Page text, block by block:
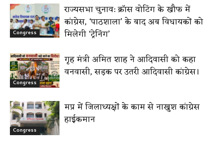
Congress
राज्यसभा चुनाव: क्रॉस वोटिंग के खौफ में
कांग्रेस, ‘पाठशाला’ के बाद अब विधायकों को
मिलेगी ‘ट्रेनिंग’
Congress
गृह मंत्री अमित शाह ने आदिवासी को कहा
वनवासी, सड़क पर उतरी आदिवासी कांग्रेस।
Congress
मप्र में जिलाध्यक्षों के काम से नाखुश कांग्रेस
हाईकमान